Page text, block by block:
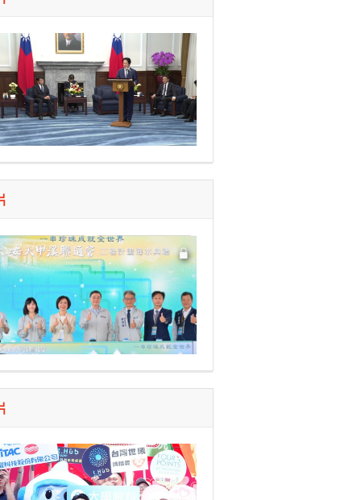
化
邀請村
香
促進印